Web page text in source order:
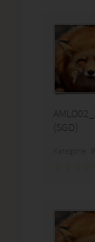
(SGD)